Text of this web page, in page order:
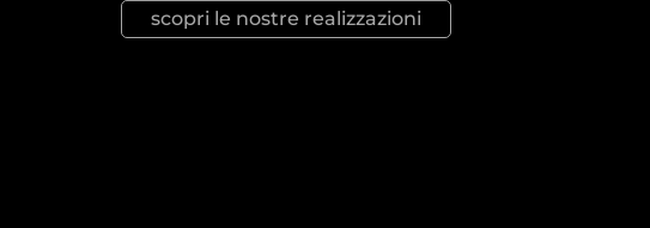
scopri le nostre realizzazioni